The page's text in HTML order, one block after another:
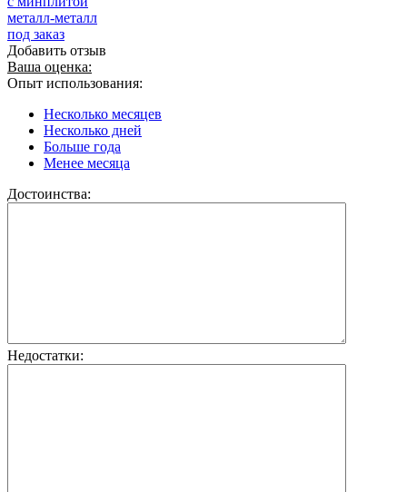
металл-металл
под заказ
Добавить отзыв
Ваша оценка:
Опыт использования:
Несколько месяцев
Несколько дней
Больше года
Менее месяца
Достоинства:
Недостатки: